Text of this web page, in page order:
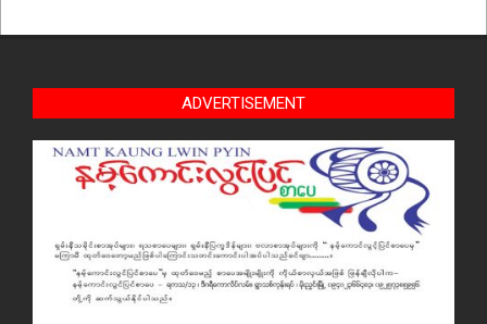
ADVERTISEMENT